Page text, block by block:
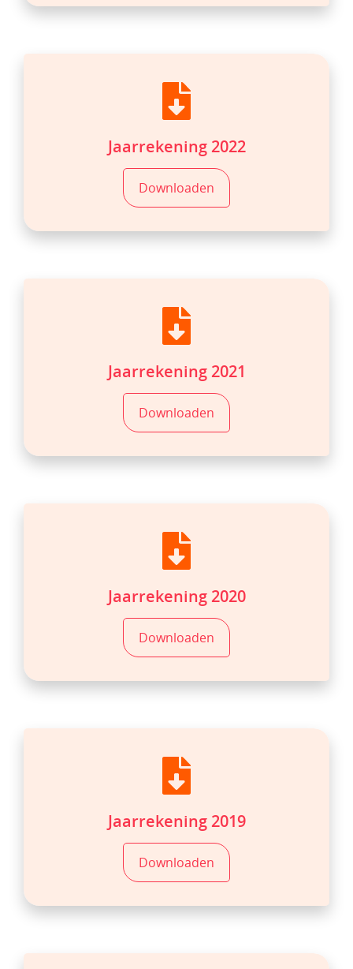
Jaarrekening 2022
Downloaden
Jaarrekening 2021
Downloaden
Jaarrekening 2020
Downloaden
Jaarrekening 2019
Downloaden